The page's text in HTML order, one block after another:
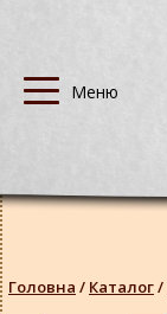
Головна / Каталог/